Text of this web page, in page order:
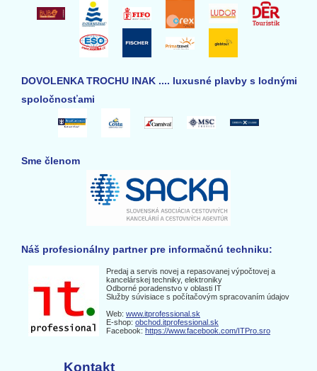
DOVOLENKA TROCHU INAK .... luxusné plavby s lodnými
spoločnosťami
Sme členom
Náš profesionálny partner pre informačnú techniku:
Predaj a servis novej a repasovanej výpočtovej a
kancelárskej techniky, elektroniky
Odborné poradenstvo v oblasti IT
Služby súvisiace s počítačovým spracovaním údajov
Web: www.itprofessional.sk
E-shop: obchod.itprofessional.sk
Facebook: https://www.facebook.com/ITPro.sro
Kontakt